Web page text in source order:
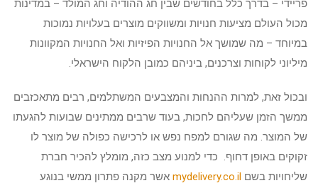
פריידי – בדרך כלל בחודשים שבין חג ההודיה וחג המולד – במדינות
מכול העולם מציעות חנויות ומשווקים מוצרים בעלויות נמוכות
במיוחד – מה שמושך אל החנויות הפיזיות ואל החנויות המקוונות
מיליוני לקוחות וצרכנים, ביניהם כמובן הלקוח הישראלי.
ובכול זאת, למרות ההנחות והמצבעים המשתלמים, רבים מתאכזבים
ממשך הזמן שעליהם לחכות, בעוד שרבים ממתינים שבועות להגעתו
של המוצר. מה שגורם למפח נפש או לרכישה כפולה של מוצר לו
זקוקים באופן דחוף. כדי למנוע מצב כזה, מומלץ להכיר חברת
שליחויות בשםmydelivery.co.ilאשר מקנה פתרון ממשי בנוגע